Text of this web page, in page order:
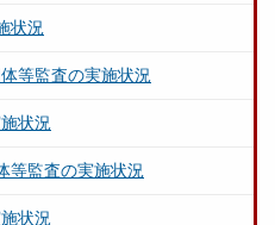
状況
等監査の実施状況
状況
等監査の実施状況
状況